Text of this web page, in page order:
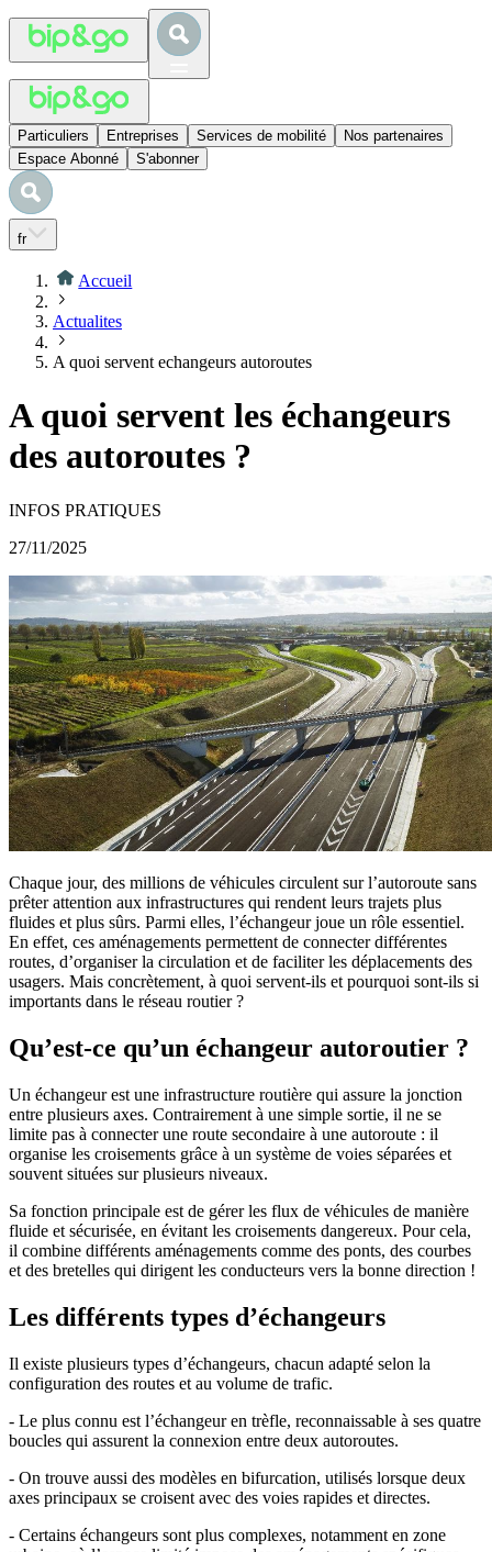
Particuliers Entreprises Services de mobilité
Nos partenaires
Espace Abonné
S'abonner
fr
Accueil
Actualites
A quoi servent echangeurs autoroutes
A quoi servent les échangeurs
des autoroutes ?
INFOS PRATIQUES
27/11/2025
Chaque jour, des millions de véhicules circulent sur l’autoroute sans
prêter attention aux infrastructures qui rendent leurs trajets plus
fluides et plus sûrs. Parmi elles, l’échangeur joue un rôle essentiel.
En effet, ces aménagements permettent de connecter différentes
routes, d’organiser la circulation et de faciliter les déplacements des
usagers. Mais concrètement, à quoi servent-ils et pourquoi sont-ils si
importants dans le réseau routier ?
Qu’est-ce qu’un échangeur autoroutier ?
Un échangeur est une infrastructure routière qui assure la jonction
entre plusieurs axes. Contrairement à une simple sortie, il ne se
limite pas à connecter une route secondaire à une autoroute : il
organise les croisements grâce à un système de voies séparées et
souvent situées sur plusieurs niveaux.
Sa fonction principale est de gérer les flux de véhicules de manière
fluide et sécurisée, en évitant les croisements dangereux. Pour cela,
il combine différents aménagements comme des ponts, des courbes
et des bretelles qui dirigent les conducteurs vers la bonne direction !
Les différents types d’échangeurs
Il existe plusieurs types d’échangeurs, chacun adapté selon la
configuration des routes et au volume de trafic.
- Le plus connu est l’échangeur en trèfle, reconnaissable à ses quatre
boucles qui assurent la connexion entre deux autoroutes.
- On trouve aussi des modèles en bifurcation, utilisés lorsque deux
axes principaux se croisent avec des voies rapides et directes.
- Certains échangeurs sont plus complexes, notamment en zone